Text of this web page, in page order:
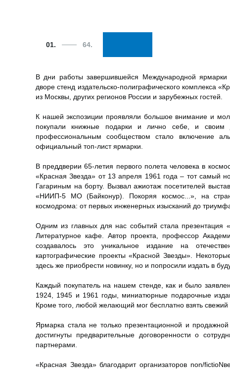
01. 64.
В дни работы завершившейся Международной ярмарки
дворе стенд издательско-полиграфического комплекса
из Москвы, других регионов России и зарубежных гостей.
К нашей экспозиции проявляли большое внимание и
покупали книжные подарки и лично себе, и своим
профессиональным сообществом стало включение
официальный топ-лист ярмарки.
В преддверии 65-летия первого полета человека в
«Красная Звезда» от 13 апреля 1961 года – тот самый
Гагариным на борту. Вызвал ажиотаж посетителей
«НИИП-5 МО (Байконур). Покоряя космос...», на
космодрома: от первых инженерных изысканий до
Одним из главных для нас событий стала
Литературное кафе. Автор проекта, профессор
создавалось это уникальное издание на
картографические проекты «Красной Звезды».
здесь же приобрести новинку, но и попросили издать в
Каждый покупатель на нашем стенде, как и было
1924, 1945 и 1961 годы, миниатюрные подарочные
Кроме того, любой желающий мог бесплатно взять
Ярмарка стала не только презентационной и
достигнуты предварительные договоренности о
партнерами.
«Красная Звезда» благодарит организаторов non/